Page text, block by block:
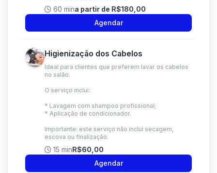
60 mina partir de R$180,00
Agendar
Higienização dos Cabelos
Ideal para clientes que preferem lavar os cabelos
no salão.
O serviço inclui:
* Lavagem com shampoo profissional;
* Aplicação de condicionador.
Importante: este serviço não inclui secagem,
escova ou finalização.
15 minR$60,00
Agendar